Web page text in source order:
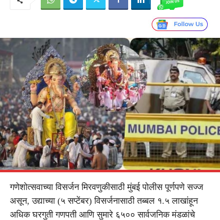
गणेशोत्सवाच्या विसर्जन मिरवणुकीसाठी मुंबई पोलीस पूर्णपणे सज्ज
असून, उद्याच्या (५ सप्टेंबर) विसर्जनासाठी तब्बल १.५ लाखांहून
अधिक घरगुती गणपती आणि सुमारे ६५०० सार्वजनिक मंडळांचे